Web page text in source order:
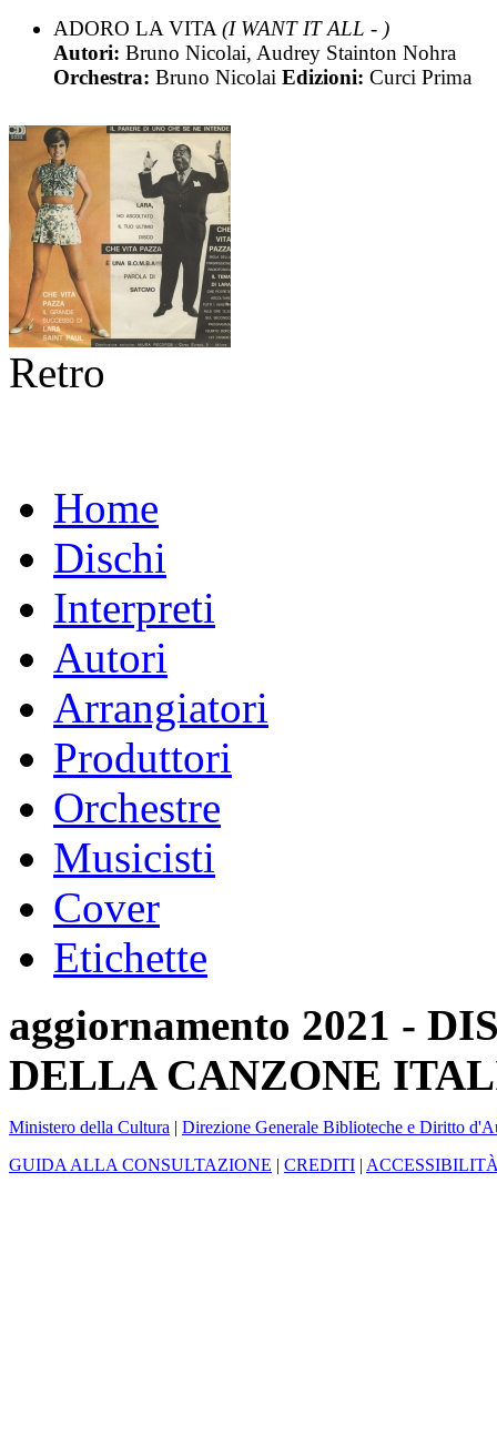
ADORO LA VITA(I WANT IT ALL - )
Autori: Bruno Nicolai, Audrey Stainton Nohra
Orchestra: Bruno Nicolai Edizioni: Curci Prima
Retro
Home
Dischi
Interpreti
Autori
Arrangiatori
Produttori
Orchestre
Musicisti
Cover
Etichette
aggiornamento 2021 -
DELLA CANZONE
Ministero della Cultura | Direzione Generale Biblioteche e Diritto
GUIDA ALLA CONSULTAZIONE | CREDITI |